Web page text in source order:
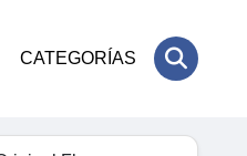
CATEGORÍAS